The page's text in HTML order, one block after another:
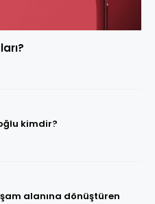
kimdir?
alanına dönüştüren